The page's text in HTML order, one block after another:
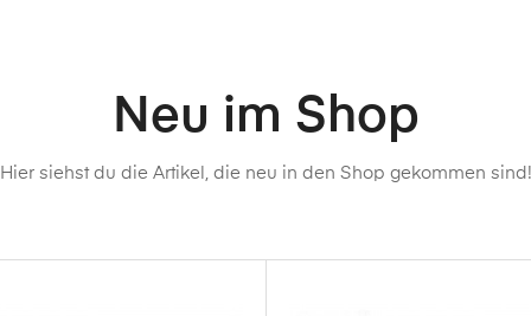
Neu im Shop
Hier siehst du die Artikel, die neu in den Shop gekommen sind!